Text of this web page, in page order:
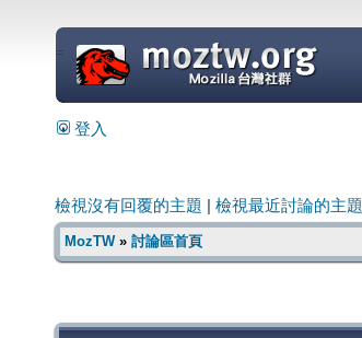
=
登入
檢視沒有回覆的主題 檢視最近討論的主題
MozTW» 討論區首頁